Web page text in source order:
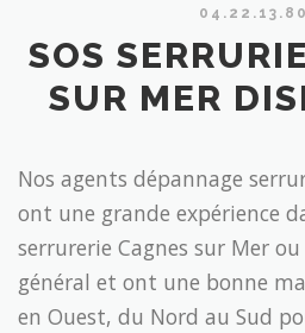
SOS
SUR MER
Nos agents dépannage
ont une grande expérience
serrurerie Cagnes sur Mer ou
général et ont une bonne
en Ouest, du Nord au Sud